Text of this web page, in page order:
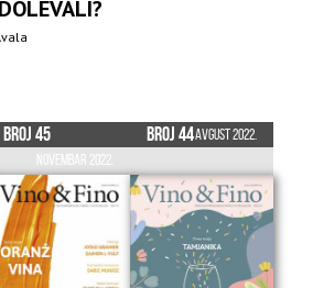
Broj 45
Novembar 2022.
Broj 44Avgust 2022.